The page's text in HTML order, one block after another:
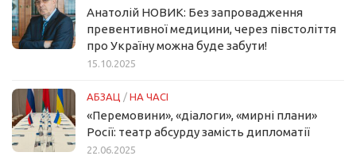
Анатолій НОВИК: Без запровадження
превентивної медицини, через півстоліття
про Україну можна буде забути!
15.10.2025
АБЗАЦ / НА ЧАСІ
«Перемовини», «діалоги», «мирні плани»
Росії: театр абсурду замість дипломатії
22.06.2025